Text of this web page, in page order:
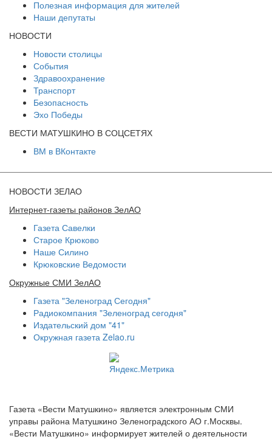
Полезная информация для жителей
Наши депутаты
НОВОСТИ
Новости столицы
События
Здравоохранение
Транспорт
Безопасность
Эхо Победы
ВЕСТИ МАТУШКИНО В СОЦСЕТЯХ
ВМ в ВКонтакте
НОВОСТИ ЗЕЛАО
Интернет-газеты районов ЗелАО
Газета Савелки
Старое Крюково
Наше Силино
Крюковские Ведомости
Окружные СМИ ЗелАО
Газета "Зеленоград Сегодня"
Радиокомпания "Зеленоград сегодня"
Издательский дом "41"
Окружная газета Zelao.ru
Газета «Вести Матушкино» является электронным СМИ
управы района Матушкино Зеленоградского АО г.Москвы.
«Вести Матушкино» информирует жителей о деятельности